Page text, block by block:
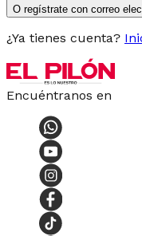
O regístrate con correo
¿Ya tienes cuenta?
Encuéntranos en